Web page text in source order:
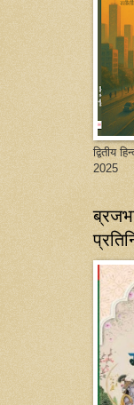
द्वितीय
2025